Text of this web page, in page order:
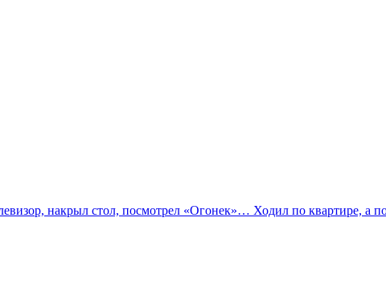
накрыл стол, посмотрел «Огонек»… Ходил по квартире, а